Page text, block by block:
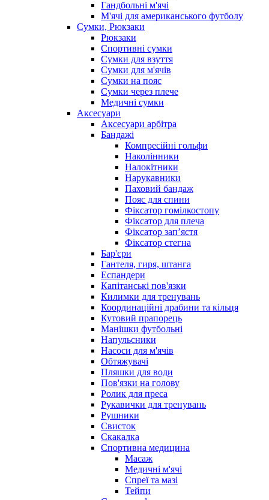
Гандбольні м'ячі
М'ячі для американського футболу
Сумки, Рюкзаки
Рюкзаки
Спортивні сумки
Сумки для взуття
Сумки для м'ячів
Сумки на пояс
Сумки через плече
Медичні сумки
Аксесуари
Аксесуари арбітра
Бандажі
Компресійні гольфи
Наколінники
Налокітники
Нарукавники
Паховий бандаж
Пояс для спини
Фіксатор гомілкостопу
Фіксатор для плеча
Фіксатор запʼястя
Фіксатор стегна
Бар'єри
Гантеля, гиря, штанга
Еспандери
Капітанські пов'язки
Килимки для тренувань
Координаційні драбини та кільця
Кутовий прапорець
Манішки футбольні
Напульсники
Насоси для м'ячів
Обтяжувачі
Пляшки для води
Пов'язки на голову
Ролик для преса
Рукавички для тренувань
Рушники
Свисток
Скакалка
Спортивна медицина
Масаж
Медичні м'ячі
Спреї та мазі
Тейпи